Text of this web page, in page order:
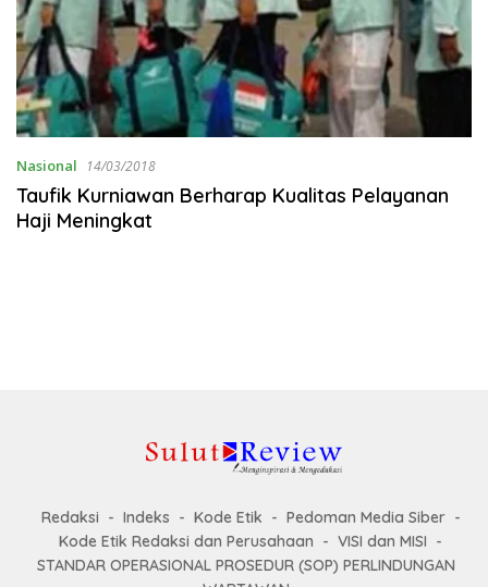
Nasional 14/03/2018
Taufik Kurniawan Berharap Kualitas Pelayanan
Haji Meningkat
Redaksi Indeks Kode Etik
Pedoman Media Siber
Kode Etik Redaksi dan Perusahaan
VISI dan MISI
STANDAR OPERASIONAL PROSEDUR (SOP) PERLINDUNGAN